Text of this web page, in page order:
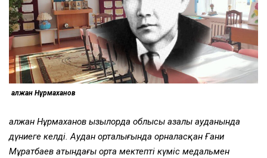
Қалжан Нұрмаханов
Қалжан Нұрмаханов Қызылорда облысы Қазалы ауданында
дүниеге келді. Аудан орталығында орналасқан Ғани
Мұратбаев атындағы орта мектеп­ті күміс медальмен